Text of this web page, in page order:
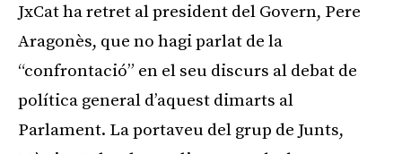
JxCat ha retret al president del Govern, Pere
Aragonès, que no hagi parlat de la
“confrontació” en el seu discurs al debat de
política general d’aquest dimarts al
Parlament. La portaveu del grup de Junts,